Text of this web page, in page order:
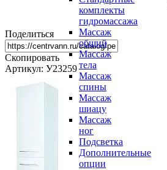
комплекты
гидромассажа
Массаж
общий
Массаж
тела
Массаж
спины
Массаж
шиацу
Массаж
ног
Подсветка
Дополнительные
опции
Поделиться
Скопировать
Артикул: У23259